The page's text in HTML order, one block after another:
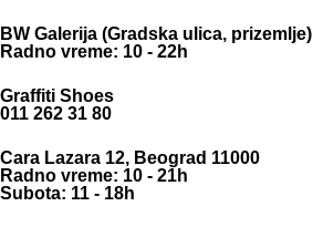
BW Galerija (Gradska ulica, prizemlje)
Radno vreme: 10 - 22h
Graffiti Shoes
011 262 31 80
Cara Lazara 12, Beograd 11000
Radno vreme: 10 - 21h
Subota: 11 - 18h